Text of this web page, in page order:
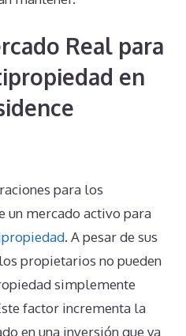
Real para
en
para los
un mercado activo para
. A pesar de sus
propietarios no pueden
simplemente
factor incrementa la
en una inversión que ya